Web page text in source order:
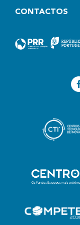
O projeto
específicos:
sobre
explorar
criar
os custos
CONTACTOS